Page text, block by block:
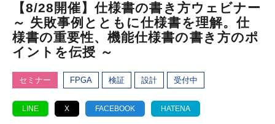
【8/28開催】仕様書の書き方ウェビナー
～ 失敗事例とともに仕様書を理解。仕
様書の重要性、機能仕様書の書き方のポ
イントを伝授 ～
セミナー FPGA 検証 設計 受付中
LINE X FACEBOOK HATENA